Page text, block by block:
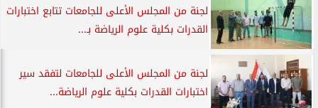
لجنة من المجلس الأعلى للجامعات تتابع اختبارات
القدرات بكلية علوم الرياضة بـ...
لجنة من المجلس الأعلى للجامعات لتفقد سير
اختبارات القدرات بكلية علوم الرياضة...